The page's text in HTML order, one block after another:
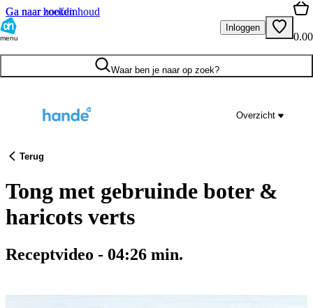
Ga naar hoofdinhoud
Ga naar zoeken
menu
Inloggen
0.00
Waar ben je naar op zoek?
Overzicht
Terug
Tong met gebruinde boter &
haricots verts
Receptvideo - 04:26 min.